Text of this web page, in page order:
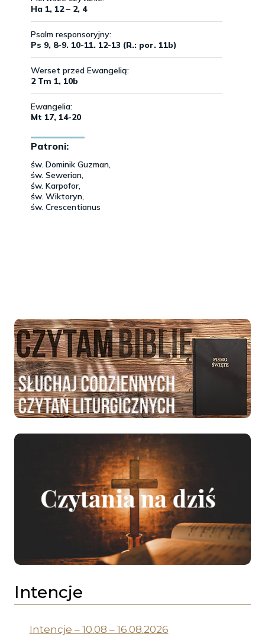
Intencje
Intencje – 10.08 – 16.08.2026